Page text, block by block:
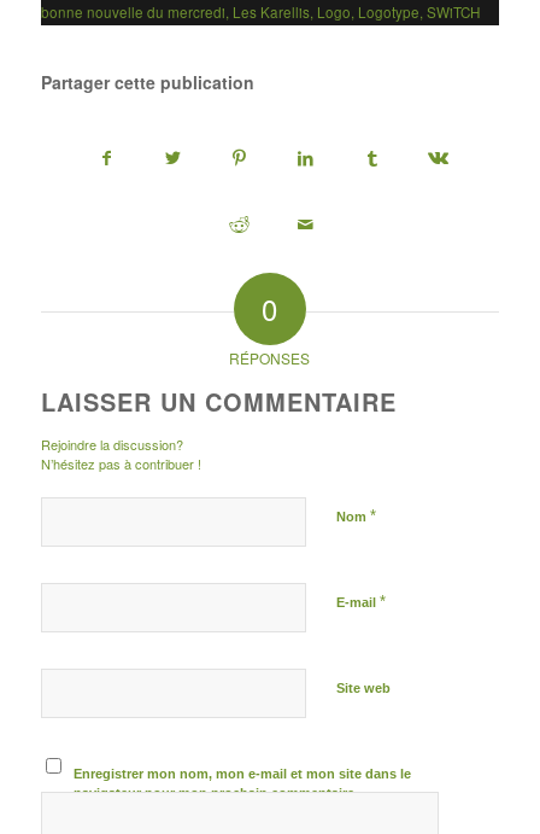
bonne nouvelle du mercredi, Les Karellis, Logo, Logotype, SWiTCH
Partager cette publication
0
RÉPONSES
LAISSER UN COMMENTAIRE
Rejoindre la discussion?
N’hésitez pas à contribuer !
Nom *
E-mail *
Site web
Enregistrer mon nom, mon e-mail et mon site dans le
navigateur pour mon prochain commentaire.